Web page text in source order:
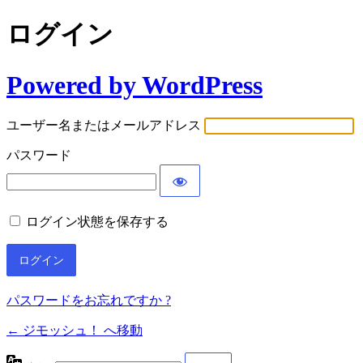
ログイン
Powered by WordPress
ユーザー名またはメールアドレス
パスワード
ログイン状態を保存する
パスワードをお忘れですか ?
← ジモッシュ！ へ移動